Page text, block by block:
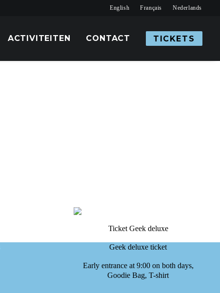
English Français Nederlands
ACTIVITEITEN CONTACT TICKETS
Ticket Geek deluxe
Geek deluxe ticket
Early entrance at 9:00 on both days,
Goodie Bag, T-shirt